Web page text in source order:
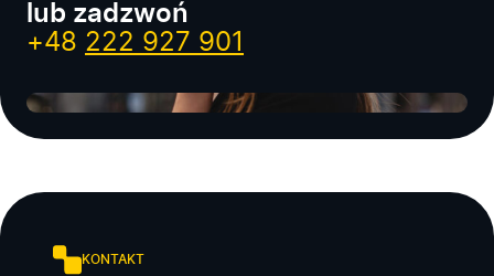
lub zadzwoń
+48 222 927 901
KONTAKT